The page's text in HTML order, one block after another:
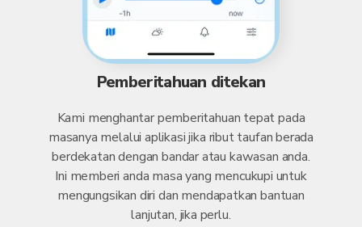
Pemberitahuan ditekan
Kami menghantar pemberitahuan tepat pada
masanya melalui aplikasi jika ribut taufan berada
berdekatan dengan bandar atau kawasan anda.
Ini memberi anda masa yang mencukupi untuk
mengungsikan diri dan mendapatkan bantuan
lanjutan, jika perlu.